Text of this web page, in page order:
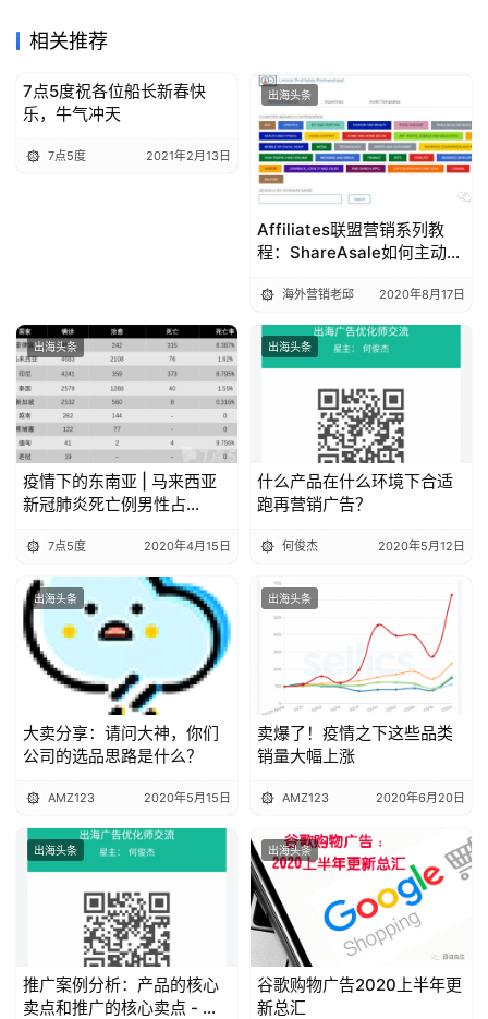
相关推荐
出海头条
7点5度祝各位船长新春快
乐，牛气冲天
7点5度 2021年2月13日
出海头条
Affiliates联盟营销系列教
程：ShareAsale如何主动开
海外营销老邱 2020年8月17日
出海头条
疫情下的东南亚 | 马来西亚
新冠肺炎死亡例男性占
7点5度 2020年4月15日
出海头条
什么产品在什么环境下合适
跑再营销广告？
何俊杰 2020年5月12日
出海头条
大卖分享：请问大神，你们
公司的选品思路是什么？
AMZ123 2020年5月15日
出海头条
卖爆了！疫情之下这些品类
销量大幅上涨
AMZ123 2020年6月20日
出海头条
推广案例分析：产品的核心
卖点和推广的核心卖点 - 疯
出海头条
谷歌购物广告2020上半年更
新总汇